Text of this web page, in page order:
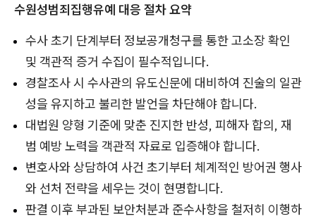
수원성범죄집행유예 대응 절차 요약
수사 초기 단계부터 정보공개청구를 통한 고소장 확인
및 객관적 증거 수집이 필수적입니다.
경찰조사 시 수사관의 유도신문에 대비하여 진술의 일관
성을 유지하고 불리한 발언을 차단해야 합니다.
대법원 양형 기준에 맞춘 진지한 반성, 피해자 합의, 재
범 예방 노력을 객관적 자료로 입증해야 합니다.
변호사와 상담하여 사건 초기부터 체계적인 방어권 행사
와 선처 전략을 세우는 것이 현명합니다.
판결 이후 부과된 보안처분과 준수사항을 철저히 이행하